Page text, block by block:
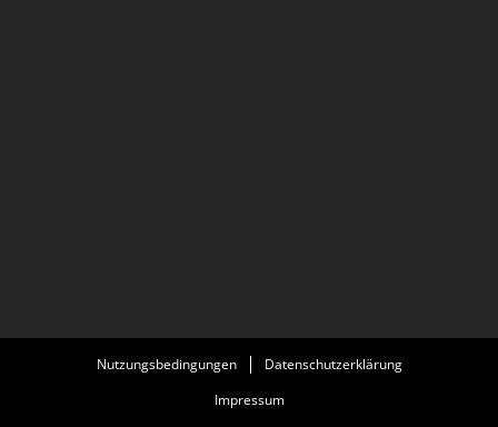
Nutzungsbedingungen
Datenschutzerklärung
Impressum